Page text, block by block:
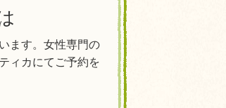
ます。女性専門の
ィカにてご予約を